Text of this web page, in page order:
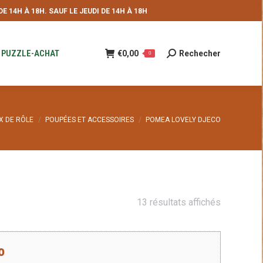
14H À 18H. SAUF LE JEUDI DE 14H À 18H
PUZZLE-ACHAT €0,00 0
Recherche
Rechecher
DE RÔLE POUPÉES ET ACCESSOIRES POMEA LOVELY DJECO
13 résultats affichés
plus
récent
: